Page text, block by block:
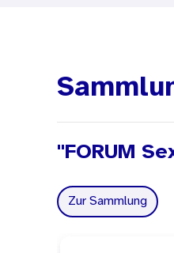
"FORUM
Zur Sammlung